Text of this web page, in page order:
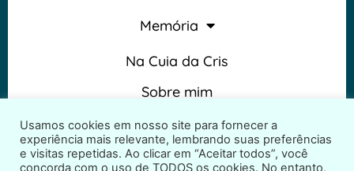
Memória
Na Cuia da Cris
Sobre mim
Termos e Condições
Usamos cookies em nosso site para fornecer a
experiência mais relevante, lembrando suas preferências
e visitas repetidas. Ao clicar em “Aceitar todos”, você
concorda com o uso de TODOS os cookies. No entanto,